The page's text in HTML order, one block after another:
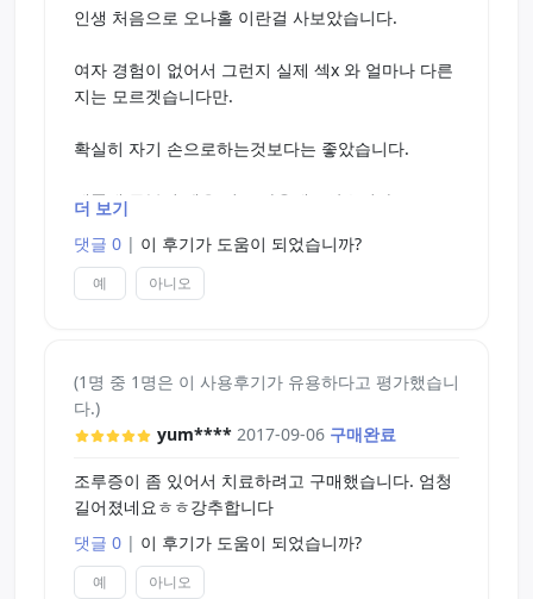
인생 처음으로 오나홀 이란걸 사보았습니다.
여자 경험이 없어서 그런지 실제 섹x 와 얼마나 다른
지는 모르겟습니다만.
확실히 자기 손으로하는것보다는 좋았습니다.
제품내 동봉된 젤을 넣고 사용해보았습니다.
젤을 너무 많이 넣었는지 미끌미끌 한게 딱 잡아준다
는 느낌이 덜들었네요
거si기가 한번씩 빠지는게 제품의 음부부분이 너무
튀어 나온듯합니다.
그거외에는 다 만족합니다
세척은 정말 편하구요 저는 중성세제가 없어서 바디
워시로 세척햇습니다만 괜찮은거 같네요
더 보기
댓글 0 | 이 후기가 도움이 되었습니까?
예 아니오
(1명 중 1명은 이 사용후기가 유용하다고 평가했습니
다.)
yum**** 2017-09-06 구매완료
조루증이 좀 있어서 치료하려고 구매했습니다. 엄청
길어졌네요ㅎㅎ강추합니다
댓글 0 | 이 후기가 도움이 되었습니까?
예 아니오